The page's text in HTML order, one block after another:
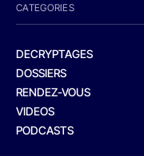
CATEGORIES
DECRYPTAGES
DOSSIERS
RENDEZ-VOUS
VIDEOS
PODCASTS